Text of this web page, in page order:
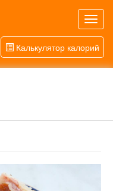
Калькулятор калорий